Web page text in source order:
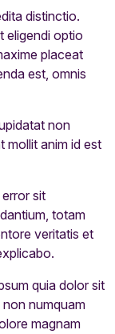
distinctio.
eligendi optio
placeat
est, omnis
non
mollit anim id est
sit
totam
veritatis et
quia dolor sit
numquam
magnam